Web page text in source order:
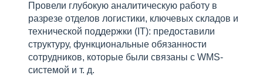
Провели глубокую аналитическую работу в
разрезе отделов логистики, ключевых складов и
технической поддержки (IT): предоставили
структуру, функциональные обязанности
сотрудников, которые были связаны с WMS-
системой и т. д.